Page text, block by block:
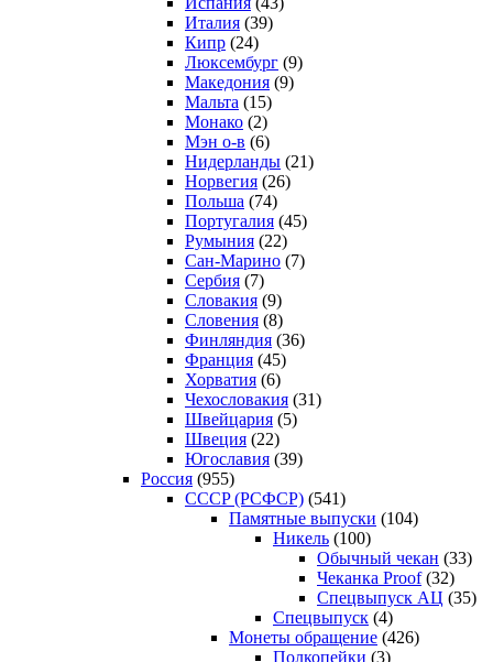
Италия (39)
Кипр (24)
Люксембург (9)
Македония (9)
Мальта (15)
Монако (2)
Мэн о-в (6)
Нидерланды (21)
Норвегия (26)
Польша (74)
Португалия (45)
Румыния (22)
Сан-Марино (7)
Сербия (7)
Словакия (9)
Словения (8)
Финляндия (36)
Франция (45)
Хорватия (6)
Чехословакия (31)
Швейцария (5)
Швеция (22)
Югославия (39)
Россия (955)
CCCP (РСФСР) (541)
Памятные выпуски (104)
Никель (100)
Обычный чекан (33)
Чеканка Proof(32)
Спецвыпуск АЦ (35)
Спецвыпуск (4)
Монеты обращение (426)
Полкопейки (3)